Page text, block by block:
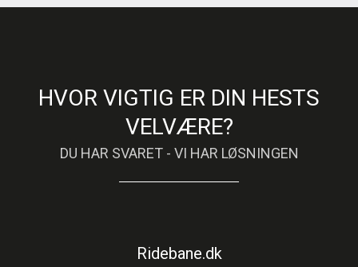
HVOR VIGTIG ER DIN HESTS
VELVÆRE?
DU HAR SVARET - VI HAR LØSNINGEN
Ridebane.dk